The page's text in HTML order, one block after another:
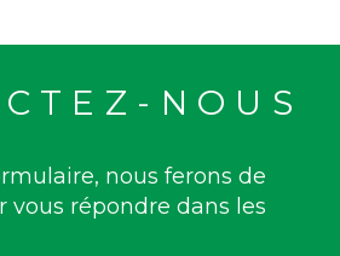
NOUS
nous ferons de
vous répondre dans les